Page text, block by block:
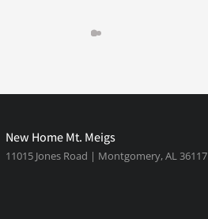
New Home Mt. Meigs
11015 Jones Road | Montgomery, AL 36117